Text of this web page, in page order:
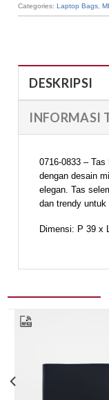
Categories:Laptop Bags ,
DESKRIPSI
INFORMASI
0716-0833 –
dengan desain
elegan. Tas
dan trendy untuk
Dimensi: P 39 x